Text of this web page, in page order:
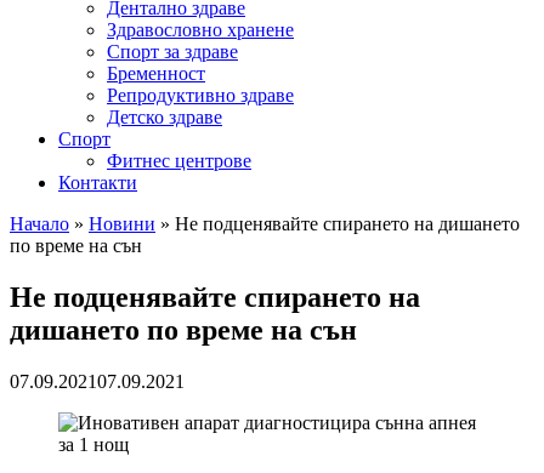
Дентално здраве
Здравословно хранене
Спорт за здраве
Бременност
Репродуктивно здраве
Детско здраве
Спорт
Фитнес центрове
Контакти
Начало » Новини » Не подценявайте спирането на дишането
по време на сън
Не подценявайте спирането на
дишането по време на сън
07.09.202107.09.2021